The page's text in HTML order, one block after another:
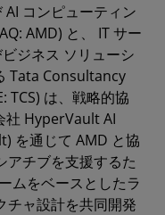
コンピューティン
AMD) と、 IT サー
ジネス ソリューシ
Tata Consultancy
TCS) は、戦略的協
社 HyperVault AI
を通じて AMD と協
アチブを支援するた
ムをベースとしたラ
チャ設計を共同開発